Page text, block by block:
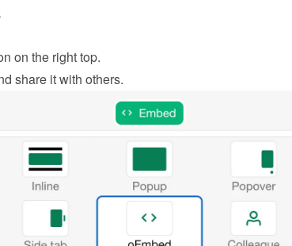
on the right top.
share it with others.